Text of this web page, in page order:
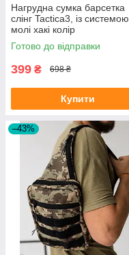
Нагрудна сумка барсетка
слінг Tactica3, із системою
молі хакі колір
Готово до відправки
399 ₴ 698 ₴
Купити
–43%